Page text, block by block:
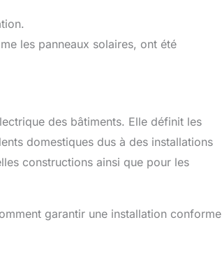
les panneaux solaires, ont été
des bâtiments. Elle définit les
domestiques dus à des installations
constructions ainsi que pour les
garantir une installation conforme